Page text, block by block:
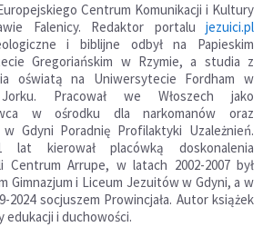
Centrum Komunikacji i Kultury
Falenicy. Redaktor portalu jezuici.pl
i biblijne odbył na Papieskim
Gregoriańskim w Rzymie, a studia z
oświatą na Uniwersytecie Fordham w
Pracował we Włoszech jako
w ośrodku dla narkomanów oraz
w Gdyni Poradnię Profilaktyki Uzależnień.
lat kierował placówką doskonalenia
Centrum Arrupe, w latach 2002-2007 był
Gimnazjum i Liceum Jezuitów w Gdyni, a w
2024 socjuszem Prowincjała. Autor książek
edukacji i duchowości.